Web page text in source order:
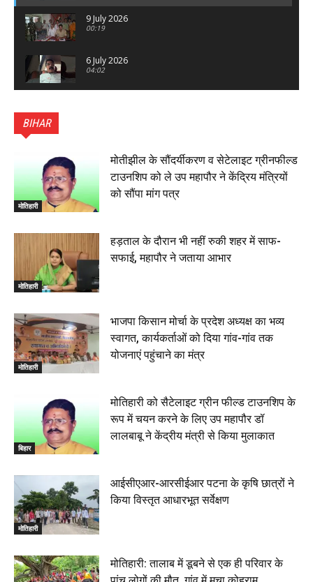
9 July 2026
00:19
6 July 2026
04:02
का भव्य पथ संचलन, 5 July 2026
बेतिया : मझौलिया में 1.24 क्विंटल गांजा के साथ बोलेरो ज़ब्त, दो
तस्कर गिरफ्तार, 4 July 2026
00:39
00:33
रक्सौल : सुरक्षा जॉंच को सोना-चांदी दुकानों का एसडीपीओ और
थानाध्यक्ष ने किया निरीक्षण, 19 June 2026
00:58
बेतिया में सगे भाई ने मां के साथ मिलकर की भाई की हत्या, शव
जलाया, दोनों गिरफ्तार, 14 June 2026
00:12
मोतिहारी। NDA सरकार, 12 साल विश्वास के, मीडिया संवाद में
सांसद रधामोहन सिंह, 13 June 2026
02:19
BIHAR
मोतिहारी
मोतीझील के सौंदर्यीकरण व सेटेलाइट ग्रीनफील्ड
टाउनशिप को ले उप महापौर ने केंद्रिय मंत्रियों
को सौंपा मांग पत्र
मोतिहारी
हड़ताल के दौरान भी नहीं रुकी शहर में साफ-
सफाई, महापौर ने जताया आभार
मोतिहारी
भाजपा किसान मोर्चा के प्रदेश अध्यक्ष का भव्य
स्वागत, कार्यकर्ताओं को दिया गांव-गांव तक
योजनाएं पहुंचाने का मंत्र
बिहार
मोतिहारी को सैटेलाइट ग्रीन फील्ड टाउनशिप के
रूप में चयन करने के लिए उप महापौर डॉ
लालबाबू ने केंद्रीय मंत्री से किया मुलाकात
मोतिहारी
आईसीएआर-आरसीईआर पटना के कृषि छात्रों ने
किया विस्तृत आधारभूत सर्वेक्षण
मोतिहारी: तालाब में डूबने से एक ही परिवार के